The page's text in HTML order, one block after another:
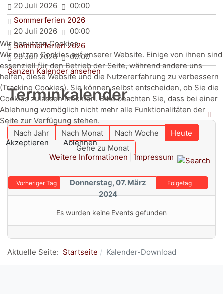
20 Juli 2026
00:00
Sommerferien 2026
20 Juli 2026
00:00
Sommerferien 2026
20 Juli 2026
00:00
Ganzen Kalender ansehen
Terminkalender
Nach Jahr Nach Monat Nach Woche
Heute
Gehe zu Monat
Vorheriger Tag
Donnerstag, 07. März
2024
Folgetag
Es wurden keine Events gefunden
Aktuelle Seite: Startseite Kalender-Download
Wir benutzen Cookies
Wir nutzen Cookies auf unserer Website. Einige von ihnen sind
essenziell für den Betrieb der Seite, während andere uns
helfen, diese Website und die Nutzererfahrung zu verbessern
(Tracking Cookies). Sie können selbst entscheiden, ob Sie die
Cookies zulassen möchten. Bitte beachten Sie, dass bei einer
Ablehnung womöglich nicht mehr alle Funktionalitäten der
Seite zur Verfügung stehen.
Akzeptieren
Ablehnen
Weitere Informationen|Impressum